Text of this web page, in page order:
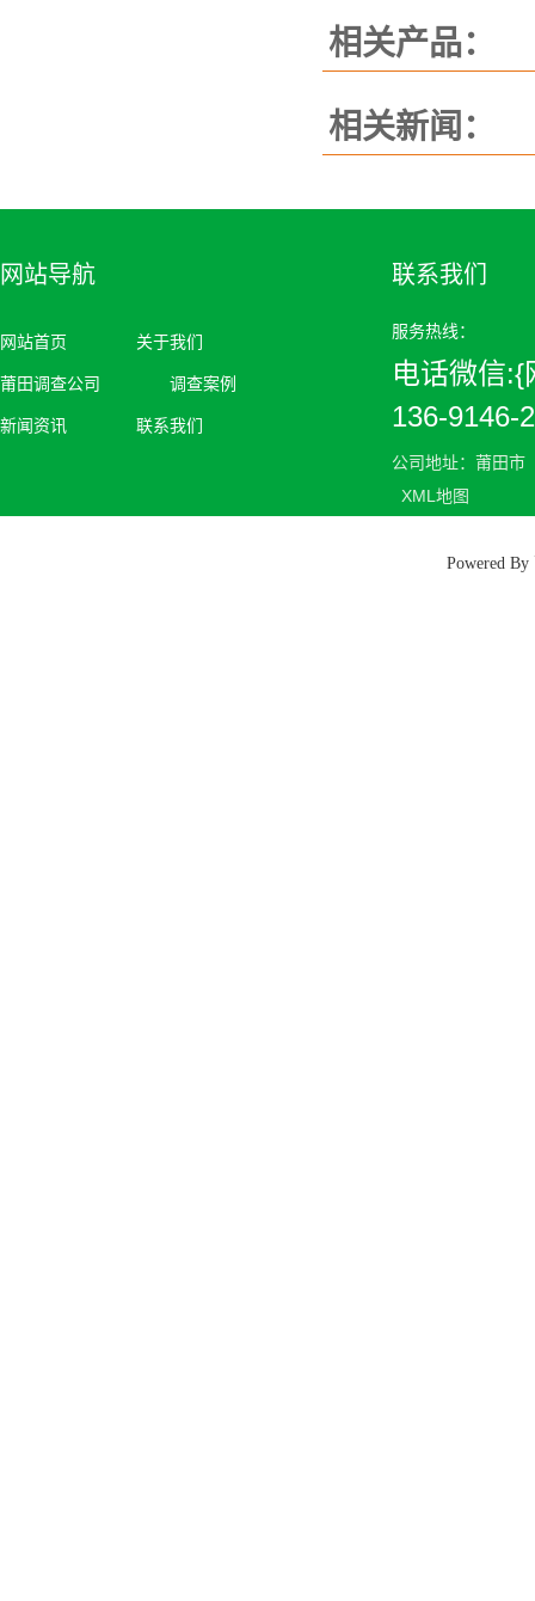
相关产品：
相关新闻：
网站导航
网站首页 关于我们
莆田调查公司 调查案例
新闻资讯 联系我们
联系我们
服务热线：
电话微信:{
136-9146-
公司地址：莆田市
XML地图
Powered